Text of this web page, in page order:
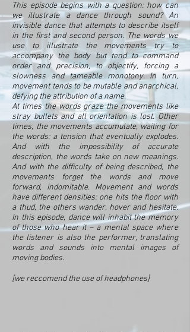
This episode begins with a question: how can
we illustrate a dance through sound? An
invisible dance that attempts to describe itself
in the first and second person. The words we
use to illustrate the movements try to
accompany the body but tend to command
order and precision, to objectify, forcing a
slowness and tameable monotony. In turn,
movement tends to be mutable and anarchical,
defying the attribution of a name.
At times the words graze the movements like
stray bullets and all orientation is lost. Other
times, the movements accumulate, waiting for
the words: a tension that eventually explodes.
And with the impossibility of accurate
description, the words take on new meanings.
And with the difficulty of being described, the
movements forget the words and move
forward, indomitable. Movement and words
have different densities: one hits the floor with
a thud, the others wander, hover and hesitate.
In this episode, dance will inhabit the memory
of those who hear it – a mental space where
the listener is also the performer, translating
words and sounds into mental images of
moving bodies.
[we reccomend the use of headphones]